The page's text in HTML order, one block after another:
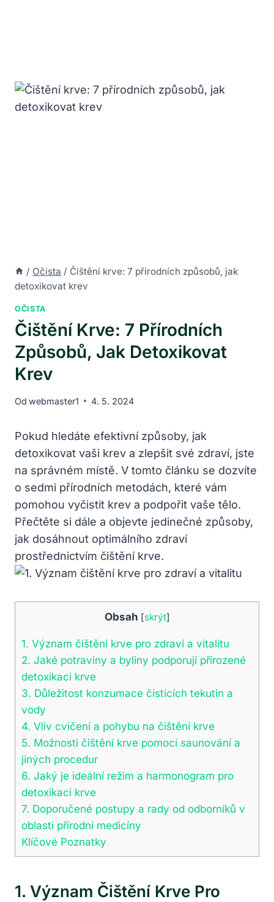
/ Očista / Čištění krve: 7 přírodních způsobů, jak
detoxikovat krev
OČISTA
Čištění Krve: 7 Přírodních
Způsobů, Jak Detoxikovat
Krev
Od webmaster1 4. 5. 2024
Pokud hledáte efektivní způsoby,​ jak
detoxikovat vaši krev ⁤a zlepšit‍ své zdraví, jste
na ​správném místě. V tomto článku se dozvíte
o sedmi ‍přírodních metodách, které vám
pomohou vyčistit krev a podpořit vaše tělo.
Přečtěte si dále a objevte ‌jedinečné způsoby,
jak dosáhnout optimálního ​zdraví
prostřednictvím čištění krve.
Obsah [skrýt]
1. Význam čištění ‌krve pro zdraví a ​vitalitu
2. Jaké ‍potraviny​ a byliny podporují přirozené
detoxikaci krve
3. Důležitost konzumace čistících⁣ tekutin ⁣a
vody
4. Vliv cvičení ‌a ⁢pohybu na ‌čištění krve
5. Možnosti čištění krve pomocí saunování a
jiných procedur
6. ‌Jaký je ideální režim a harmonogram pro
detoxikaci krve
7. Doporučené postupy a rady od odborníků‌ v
oblasti přírodní medicíny
Klíčové Poznatky
1. Význam Čištění ‌krve Pro